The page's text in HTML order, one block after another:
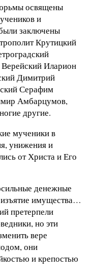
освящены
и
заключены
Крутицкий
Иларион
Димитрий
Серафим
Амбарцумов,
другие.
мученики в
унижения и
от Христа и Его
денежные
имущества…
претерпели
но эти
вере
они
и крепостью